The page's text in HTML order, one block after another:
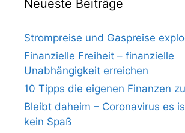
Neueste Beiträge
Strompreise und Gaspreise
Finanzielle Freiheit – finanzielle
Unabhängigkeit erreichen
10 Tipps die eigenen Finanzen
Bleibt daheim – Coronavirus es
kein Spaß